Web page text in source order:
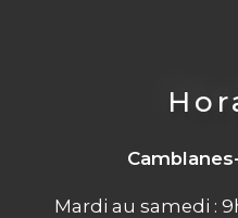
Mardi au samedi :